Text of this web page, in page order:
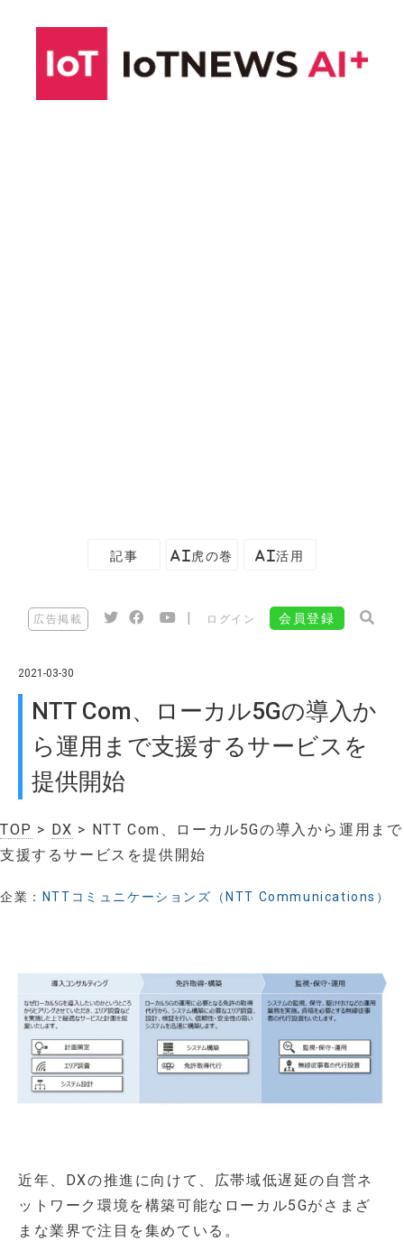
記事 AI虎の巻 AI活用
広告掲載 ログイン 会員登録
2021-03-30
NTT Com、ローカル5Gの導入か
ら運用まで支援するサービスを
提供開始
TOP > DX > NTT Com、ローカル5Gの導入から運用まで
支援するサービスを提供開始
企業： NTTコミュニケーションズ（NTT Communications）
近年、DXの推進に向けて、広帯域低遅延の自営ネ
ットワーク環境を構築可能なローカル5Gがさまざ
まな業界で注目を集めている。